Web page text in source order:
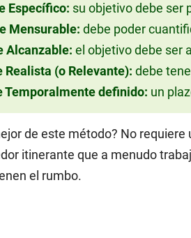
Específico: su objetivo debe ser
Mensurable: debe poder
Alcanzable: el objetivo debe ser
Realista (o Relevante): debe
Temporalmente definido: un
de este método? No
itinerante que a menudo
el rumbo.